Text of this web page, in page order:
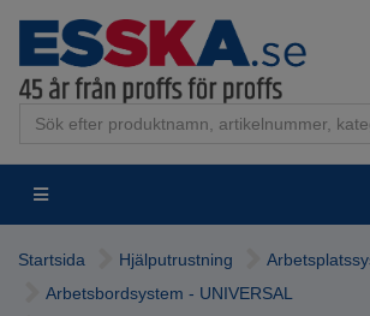
Startsida Hjälputrustning
Arbetsbordsystem - UNIVERSAL